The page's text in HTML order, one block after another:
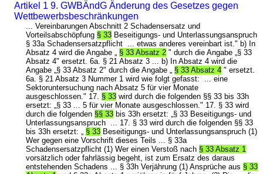
Artikel 1 9. GWBÄndG Änderung des Gesetzes gegen
Wettbewerbsbeschränkungen
... Vereinbarungen Abschnitt 2 Schadensersatz und
Vorteilsabschöpfung § 33 Beseitigungs- und Unterlassungsanspruch
§ 33a Schadensersatzpflicht ... etwas anderes vereinbart ist." b) In
Absatz 4 wird die Angabe „ § 33 Absatz 2 " durch die Angabe „§ 33
Absatz 4" ersetzt. 6a. § 21 Absatz 3 ... b) In Absatz 4 wird die
Angabe „§ 33 Absatz 2" durch die Angabe „ § 33 Absatz 4 " ersetzt.
6a. § 21 Absatz 3 Nummer 1 wird wie folgt gefasst: ... eine
Sektoruntersuchung nach Absatz 5 für vier Monate
ausgeschlossen." 17. § 33 wird durch die folgenden §§ 33 bis 33h
ersetzt: „§ 33 ... 5 für vier Monate ausgeschlossen." 17. § 33 wird
durch die folgenden §§ 33 bis 33h ersetzt: „§ 33 Beseitigungs- und
Unterlassungsanspruch ... 17. § 33 wird durch die folgenden §§ 33
bis 33h ersetzt: „ § 33 Beseitigungs- und Unterlassungsanspruch (1)
Wer gegen eine Vorschrift dieses Teils ... § 33a
Schadensersatzpflicht (1) Wer einen Verstoß nach § 33 Absatz 1
vorsätzlich oder fahrlässig begeht, ist zum Ersatz des daraus
entstehenden Schadens ... § 33h Verjährung (1) Ansprüche aus § 33